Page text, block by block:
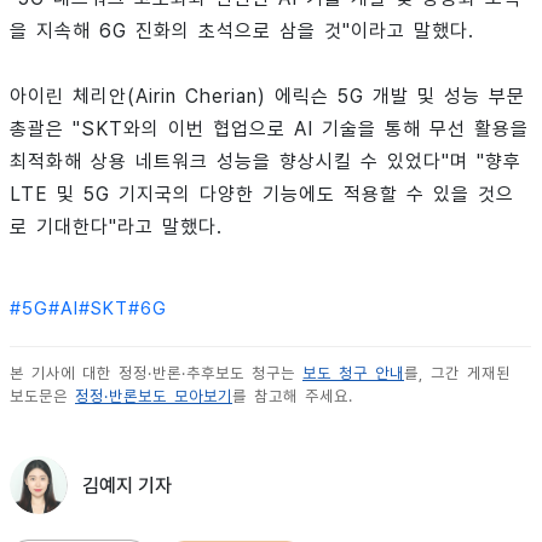
을 지속해 6G 진화의 초석으로 삼을 것"이라고 말했다.
아이린 체리안(Airin Cherian) 에릭슨 5G 개발 및 성능 부문
총괄은 "SKT와의 이번 협업으로 AI 기술을 통해 무선 활용을
최적화해 상용 네트워크 성능을 향상시킬 수 있었다"며 "향후
LTE 및 5G 기지국의 다양한 기능에도 적용할 수 있을 것으
로 기대한다"라고 말했다.
#5G#AI #SKT#6G
본 기사에 대한 정정·반론·추후보도 청구는 보도 청구 안내 를, 그간 게재된
보도문은 정정·반론보도 모아보기 를 참고해 주세요.
김예지 기자